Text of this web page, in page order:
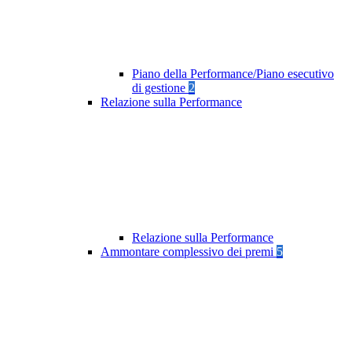
Piano della Performance/Piano esecutivo
di gestione 2
Relazione sulla Performance
Relazione sulla Performance
Ammontare complessivo dei premi 5